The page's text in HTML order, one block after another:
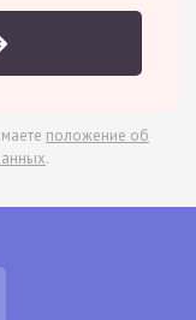
положение об
.